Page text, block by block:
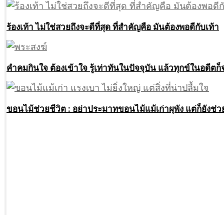
ร้องเท้า ไม่ใช่สวยถึงจะดีที่สุด ที่สำคัญคือ มันต้องพอดีกับเท้า
คำคมกินใจ ต้องเข้าใจ รู้เท่าทันในปัจจุบัน แล้วทุกข์ในอดีต
ขอนไม้ช่วยชีวิต : อย่าประมาทขอนไม้แม้เก่าผุพัง แต่ก็ยังช่